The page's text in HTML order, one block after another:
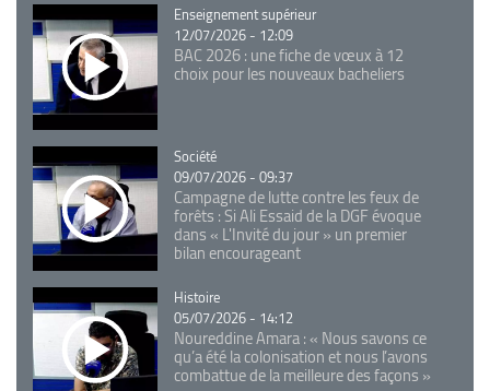
Catégorie
Enseignement supérieur
12/07/2026 - 12:09
BAC 2026 : une fiche de vœux à 12
choix pour les nouveaux bacheliers
Catégorie
Société
09/07/2026 - 09:37
Campagne de lutte contre les feux de
forêts : Si Ali Essaid de la DGF évoque
dans « L'Invité du jour » un premier
bilan encourageant
Catégorie
Histoire
05/07/2026 - 14:12
Noureddine Amara : « Nous savons ce
qu’a été la colonisation et nous l’avons
combattue de la meilleure des façons »